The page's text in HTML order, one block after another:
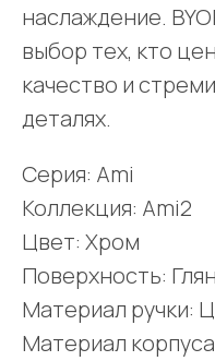
наслаждение.
выбор тех, кто
качество и
деталях.
Серия: Ami
Коллекция: Ami2
Цвет: Хром
Поверхность:
Материал ручки:
Материал